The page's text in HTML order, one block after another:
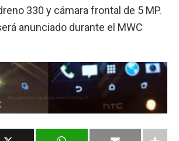
330 y cámara frontal de 5 MP.
anunciado durante el MWC